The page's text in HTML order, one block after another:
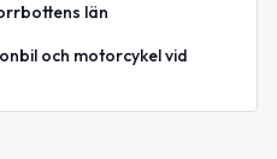
län
och motorcykel vid